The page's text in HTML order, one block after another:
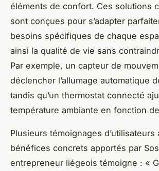
éléments de confort. Ces solutions
sont conçues pour s’adapter
besoins spécifiques de chaque
ainsi la qualité de vie sans
Par exemple, un capteur de
déclencher l’allumage automatique
tandis qu’un thermostat connecté
température ambiante en fonction
Plusieurs témoignages d’utilisateurs
bénéfices concrets apportés par
entrepreneur liégeois témoigne : «